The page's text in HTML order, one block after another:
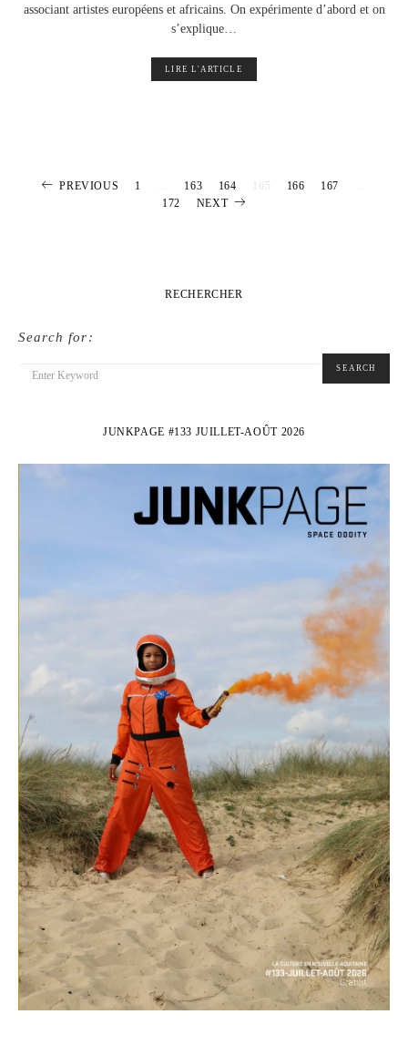
associant artistes européens et africains. On expérimente d’abord et on
s’explique…
LIRE L'ARTICLE
Pagination
PREVIOUS 1 163 164 165 166 167
172
NEXT
RECHERCHER
Search for:
SEARCH
JUNKPAGE #133 JUILLET-AOÛT 2026